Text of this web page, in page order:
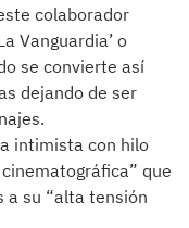
colaborador
Vanguardia’ o
se convierte así
dejando de ser
intimista con hilo
que
a su “alta tensión